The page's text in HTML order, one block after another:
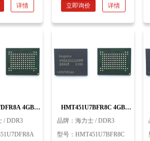
详情
立即询价
详情
4GB
/ DDR3
HMT451U7BFR8C 4GB
士
品牌： 海力士 / DDR3
型号： HMT451U7BFR8C